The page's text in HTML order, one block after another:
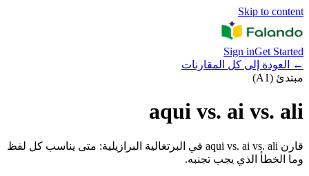
Skip to content
Sign inGet Started
←
العودة إلى كل المقارنات
مبتدئ (A1)
aqui vs. ai vs. ali
قارن aqui vs. ai vs. ali في البرتغالية البرازيلية: متى يناسب كل لفظ
وما الخطأ الذي يجب تجنبه.